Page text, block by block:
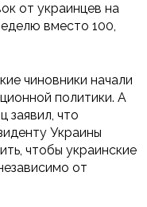
от украинцев на
вместо 100,
чиновники начали
политики. А
заявил, что
Украины
чтобы украинские
от